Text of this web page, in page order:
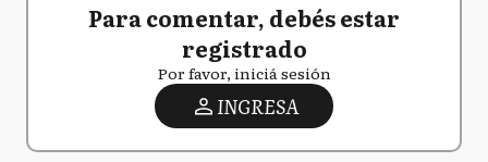
Para comentar, debés estar
registrado
Por favor, iniciá sesión
INGRESA